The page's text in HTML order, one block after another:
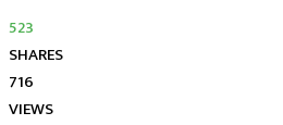
523
SHARES
716
VIEWS